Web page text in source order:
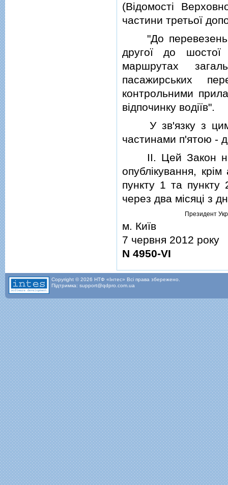
(Вiдомостi
частини третьої
"До перевезень
другої до
маршрутах
пасажирських
контрольними
вiдпочинку водiїв".
У зв'язку з цим
частинами п'ятою -
II. Цей Закон
опублiкування, крiм
пункту 1 та
через два мiсяцi з
Президент
м. Київ
7 червня 2012 року
N 4950-VI
Copyright © 2026 НТФ «Інтес» Всі права збережено.
Підтримка: support@qdpro.com.ua